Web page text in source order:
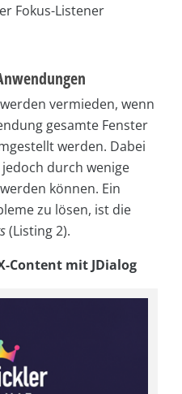
Fokus-Listener
vermieden, wenn
gesamte Fenster
werden. Dabei
durch wenige
können. Ein
zu lösen, ist die
(Listing 2).
Content mit JDialog